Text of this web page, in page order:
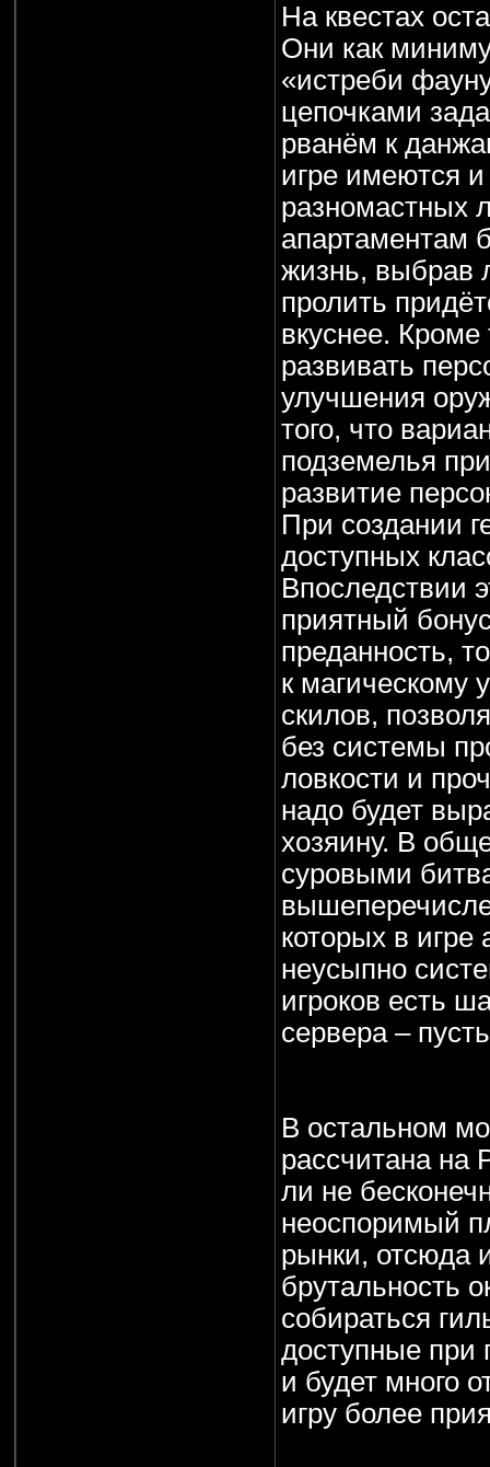
На квестах
Они как
«истреби
цепочками
рванём к
игре имеются
разномастных
апартаментам
жизнь, выбрав
пролить
вкуснее. Кроме
развивать
улучшения
того, что
подземелья
развитие
При создании
доступных
Впоследствии
приятный
преданность,
к магическому
скилов,
без системы
ловкости и
надо будет
хозяину. В
суровыми
которых в
неусыпно
игроков есть
сервера –
В остальном
рассчитана на
ли не
неоспоримый
рынки, отсюда
брутальность
собираться
доступные при
и будет много
игру более